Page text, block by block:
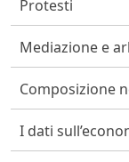
Protesti
Mediazione e
Composizione
I dati